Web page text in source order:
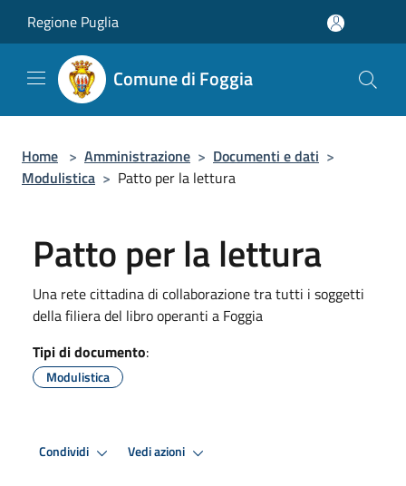
Regione Puglia
Comune di Foggia
Home > Amministrazione > Documenti e dati >
Modulistica > Patto per la lettura
Patto per la lettura
Una rete cittadina di collaborazione tra tutti i soggetti
della filiera del libro operanti a Foggia
Tipi di documento:
Modulistica
Condividi Vedi azioni